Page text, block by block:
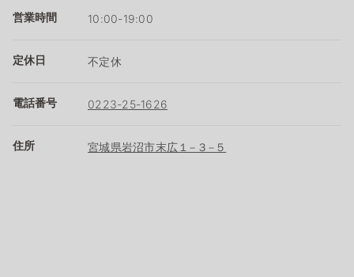
営業時間 10:00-19:00
定休日 不定休
電話番号 0223-25-1626
住所 宮城県岩沼市末広１−３−５